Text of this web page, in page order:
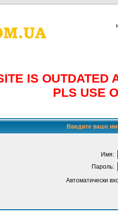
IS OUTDATED
PLS USE
Введите ваше
Имя:
Пароль:
Автоматически